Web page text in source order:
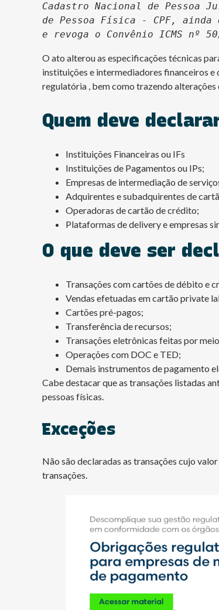
Cadastro Nacional de Pessoa
de Pessoa Física - CPF,
e revoga o Convênio ICMS nº
O ato alterou as especificações técnicas
instituições e intermediadores financeiros
regulatória , bem como trazendo alterações
Quem deve
Instituições Financeiras ou IFs
Instituições de Pagamentos ou IPs;
Empresas de intermediação de
Adquirentes e subadquirentes de
Operadoras de cartão de crédito;
Plataformas de delivery e empresas
O que deve ser
Transações com cartões de débito e
Vendas efetuadas em cartão private
Cartões pré-pagos;
Transferência de recursos;
Transações eletrônicas feitas por
Operações com DOC e TED;
Demais instrumentos de pagamento
Cabe destacar que as transações listadas
pessoas físicas.
Exceções
Não são declaradas as transações cujo
transações.